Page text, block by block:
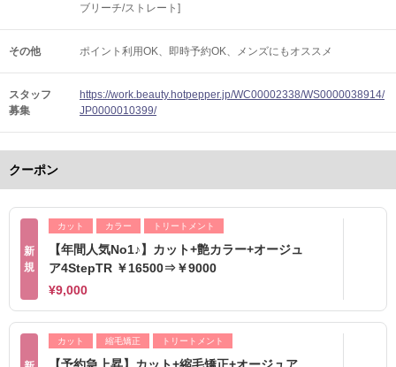
ブリーチ/ストレート]
その他 ポイント利用OK 即時予約OK メンズにもオススメ
スタッフ
募集
https://work.beauty.hotpepper.jp/WC00002338/WS0000038914/
JP0000010399/
クーポン
新
規
カット カラー トリートメント
【年間人気No1♪】カット+艶カラー+オージュ
ア4StepTR ￥16500⇒￥9000
¥9,000
カット 縮毛矯正 トリートメント